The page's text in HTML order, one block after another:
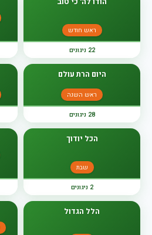
ראש חודש
22 ניגונים
היום הרת עולם
ראש השנה
28 ניגונים
הכל יודוך
שבת
2 ניגונים
הלל הגדול